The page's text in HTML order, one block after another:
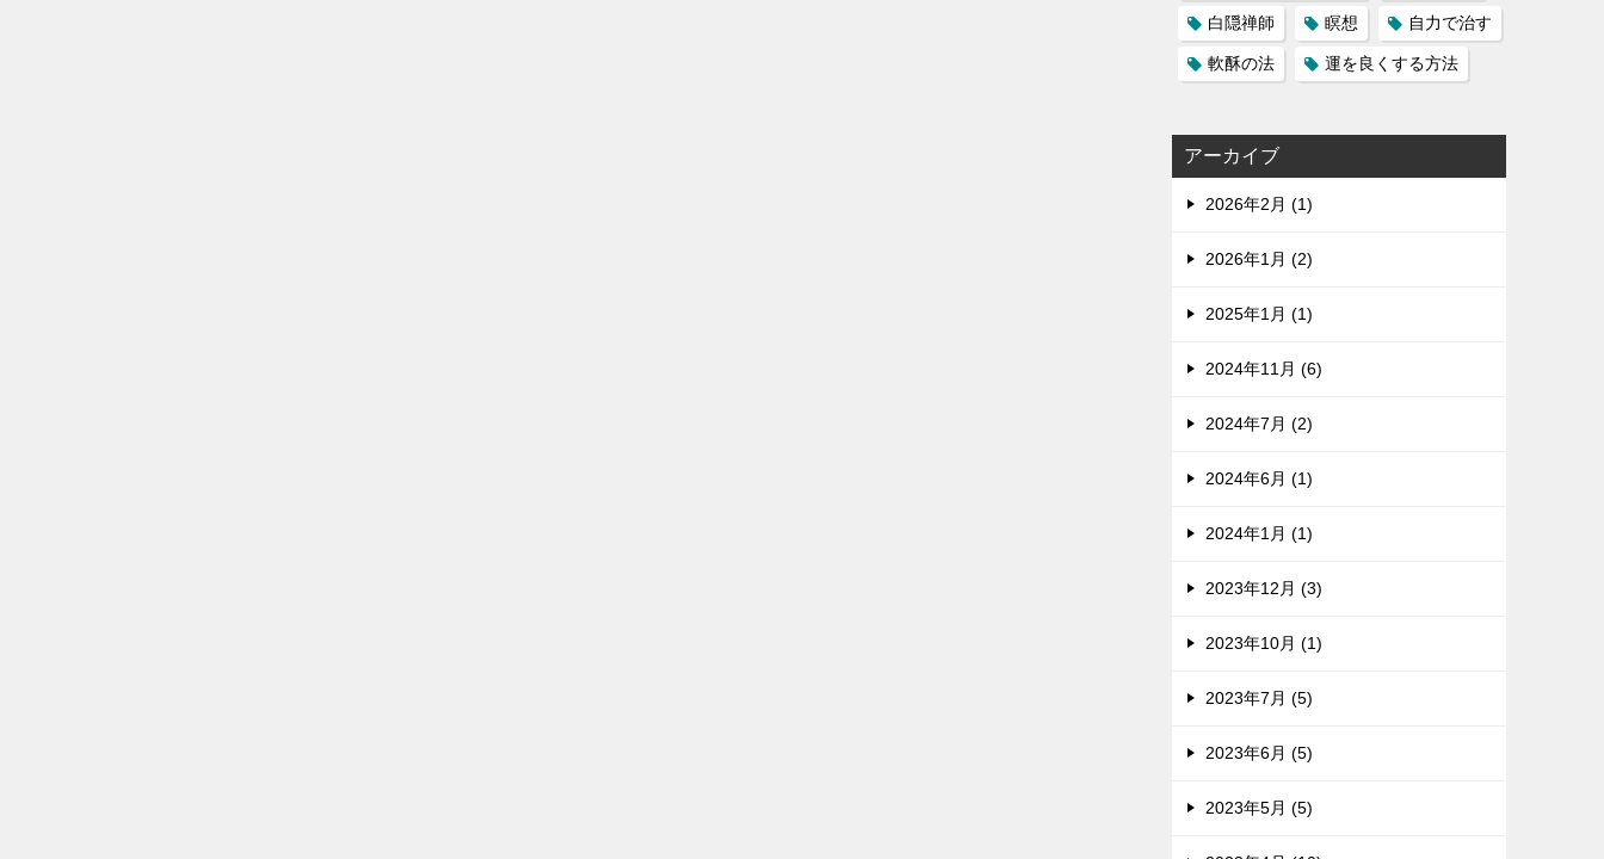
白隠禅師 瞑想 自力で治す
軟酥の法 運を良くする方法
アーカイブ
2026年2月 (1)
2026年1月 (2)
2025年1月 (1)
2024年11月 (6)
2024年7月 (2)
2024年6月 (1)
2024年1月 (1)
2023年12月 (3)
2023年10月 (1)
2023年7月 (5)
2023年6月 (5)
2023年5月 (5)